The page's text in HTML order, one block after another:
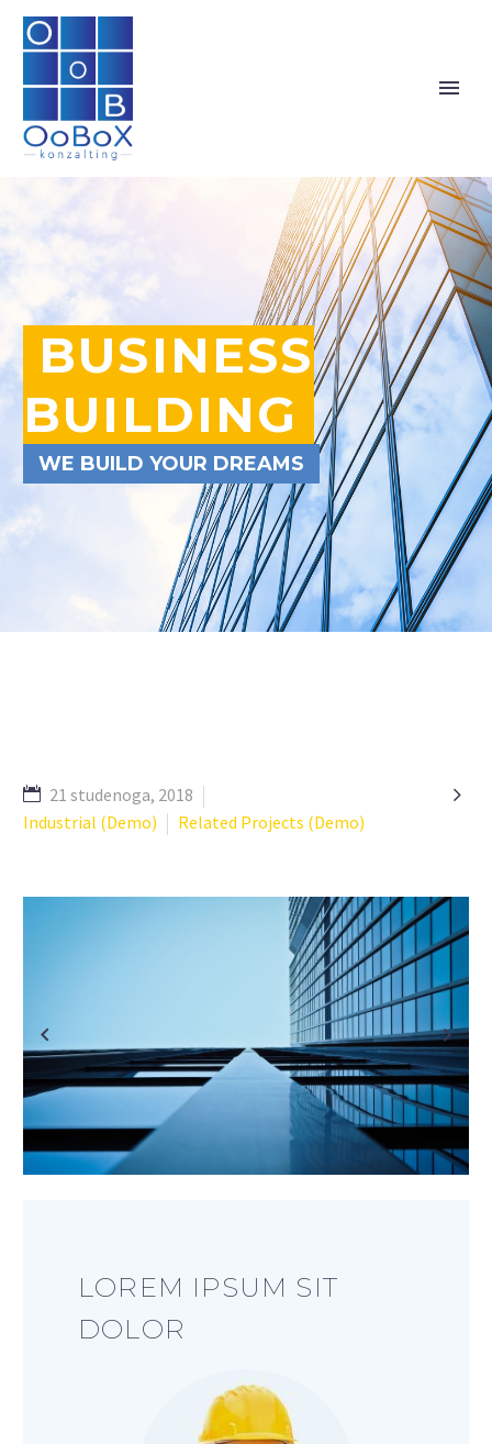
BUSINESS
BUILDING
WE BUILD YOUR DREAMS

21 studenoga, 2018
Industrial (Demo)
Related Projects (Demo)
LOREM IPSUM SIT
DOLOR